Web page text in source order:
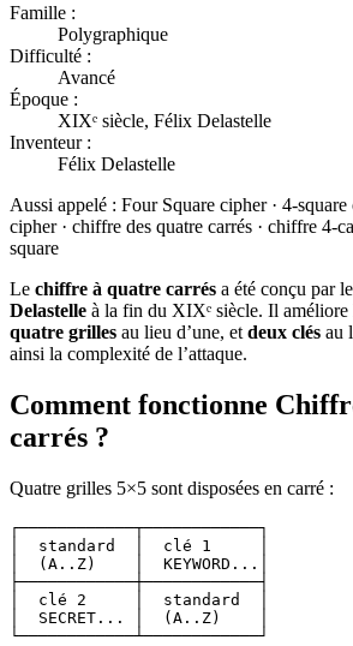
Famille :
Polygraphique
Difficulté :
Avancé
Époque :
XIXᵉ siècle, Félix Delastelle
Inventeur :
Félix Delastelle
Aussi appelé : Four Square cipher · 4-square
cipher · chiffre des quatre carrés · chiffre 4-
square
Le chiffre à quatre carrés a été conçu par
Delastelle à la fin du XIXᵉ siècle. Il améliore
quatre grilles au lieu d’une, et deux clés au
ainsi la complexité de l’attaque.
Comment fonctionne
carrés ?
Quatre grilles 5×5 sont disposées en carré :
┌────────────┬────────────┐
│  standard  │  clé 1     │
│  (A..Z)    │  KEYWORD...│
├────────────┼────────────┤
│  clé 2     │  standard  │
│  SECRET... │  (A..Z)    │
└────────────┴────────────┘